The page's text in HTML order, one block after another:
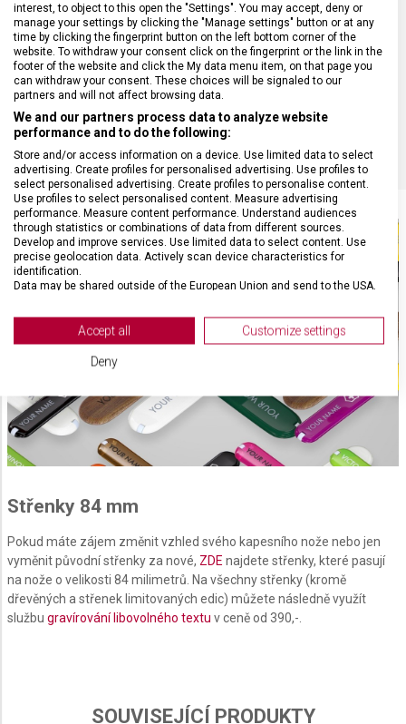
VELIKOST 8,4 x 1,4 cm
MATERIÁL Termoplast
BARVA Multicolor
Střenky 84 mm
Pokud máte zájem změnit vzhled svého kapesního nože nebo jen
vyměnit původní střenky za nové, ZDE najdete střenky, které pasují
na nože o velikosti 84 milimetrů. Na všechny střenky (kromě
dřevěných a střenek limitovaných edic) můžete následně využít
službu gravírování libovolného textu v ceně od 390,-.
SOUVISEJÍCÍ PRODUKTY
interest, to object to this open the "Settings". You may accept, deny or
manage your settings by clicking the "Manage settings" button or at any
time by clicking the fingerprint button on the left bottom corner of the
website. To withdraw your consent click on the fingerprint or the link in the
footer of the website and click the My data menu item, on that page you
can withdraw your consent. These choices will be signaled to our
partners and will not affect browsing data.
We and our partners process data to analyze website
performance and to do the following:
Store and/or access information on a device. Use limited data to select
advertising. Create profiles for personalised advertising. Use profiles to
select personalised advertising. Create profiles to personalise content.
Use profiles to select personalised content. Measure advertising
performance. Measure content performance. Understand audiences
through statistics or combinations of data from different sources.
Develop and improve services. Use limited data to select content. Use
precise geolocation data. Actively scan device characteristics for
identification.
Data may be shared outside of the European Union and send to the USA.
View Partner List (2 IAB Vendors)
We use your data for the following purposes:
Store and/or access information on a device
Use limited data to select advertising
Use profiles to select personalised
Create profiles to personalise content
Use profiles to select personalised content
Understand audiences through statistics or
Accept all Customize settings
Deny